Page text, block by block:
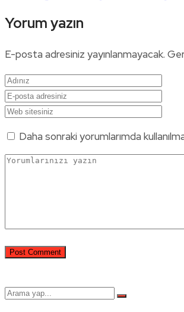
Yorum yazın
E-posta adresiniz yayınlanmayacak.
Daha sonraki yorumlarımda